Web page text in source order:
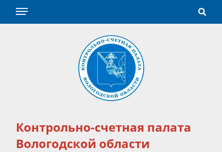
Контрольно-счетная палата
Вологодской области